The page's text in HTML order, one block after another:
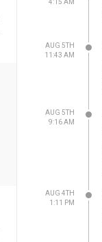
4:15 AM
AUG 5TH
11:43 AM
AUG 5TH
9:16 AM
AUG 4TH
1:11 PM